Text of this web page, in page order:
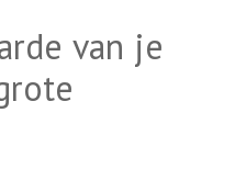
van je